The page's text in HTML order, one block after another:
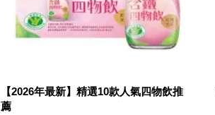
【2026年最新】精選10款人氣四物飲推
薦